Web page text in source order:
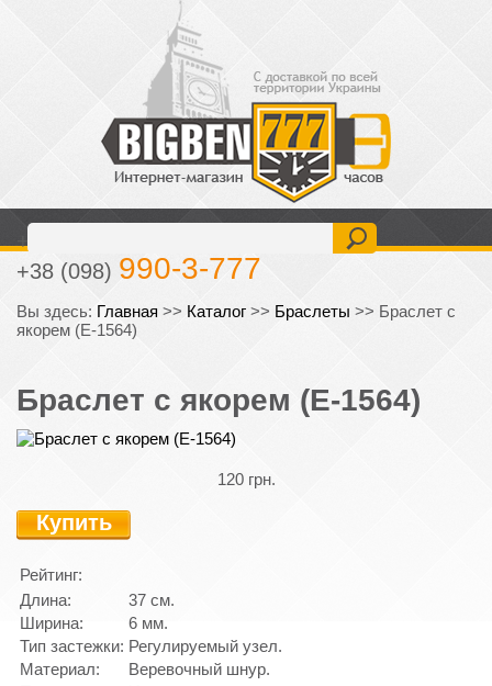
+38 (093)
+38 (098) 990-3-777
Вы здесь: Главная >> Каталог >> Браслеты >> Браслет с
якорем (E-1564)
Браслет с якорем (E-1564)
120 грн.
Купить
Рейтинг:
Длина:
37 см.
Ширина:
6 мм.
Тип застежки: Регулируемый узел.
Материал:
Веревочный шнур.